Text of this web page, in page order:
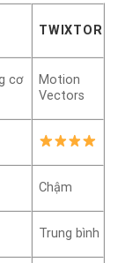
TWIXTOR
cơ
Motion
Vectors
Chậm
Trung bình